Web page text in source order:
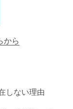
から
しない理由